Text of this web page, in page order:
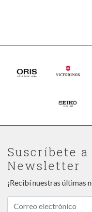
Suscríbete
Newsletter
¡Recibí nuestras últimas